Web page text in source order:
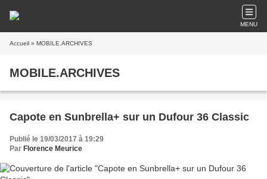
MENU
Accueil » MOBILE.ARCHIVES
MOBILE.ARCHIVES
Capote en Sunbrella+ sur un Dufour 36 Classic
Publié le 19/03/2017 à 19:29
Par Florence Meurice